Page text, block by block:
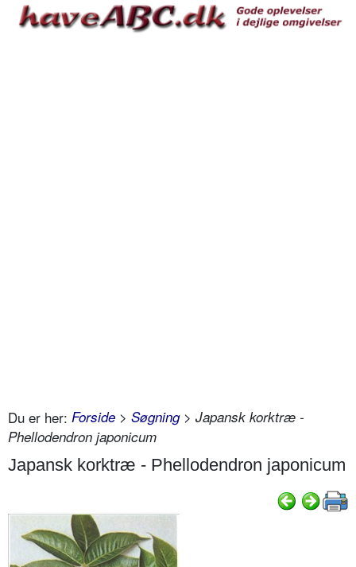
Du er her: Forside > Søgning> Japansk korktræ -
Phellodendron japonicum
Japansk korktræ - Phellodendron japonicum